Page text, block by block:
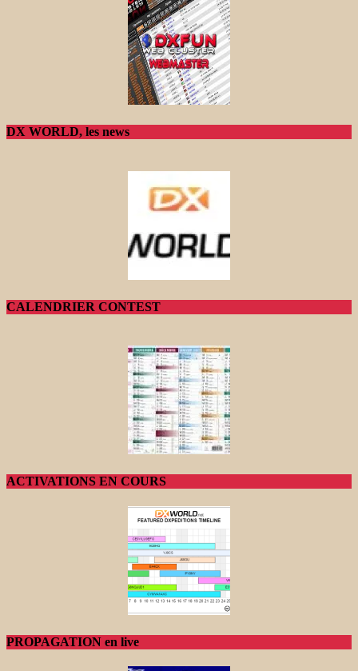
DX WORLD, les news
CALENDRIER CONTEST
ACTIVATIONS EN COURS
PROPAGATION en live